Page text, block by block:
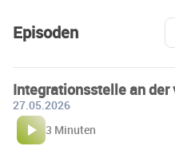
Episoden
Integrationsstelle an der
27.05.2026
3 Minuten